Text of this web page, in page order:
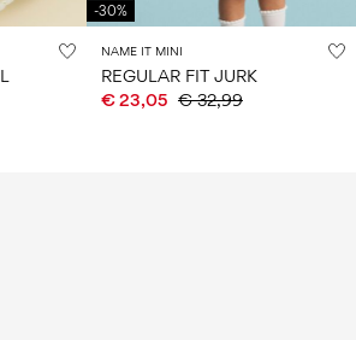
-30%
NAME IT MINI
REGULAR FIT JURK
€ 23,05 € 32,99